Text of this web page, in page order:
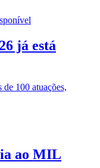
já está
100 atuações,
ao MIL